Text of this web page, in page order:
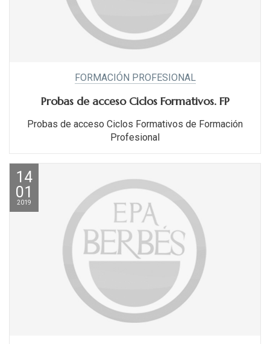
FORMACIÓN PROFESIONAL
Probas de acceso Ciclos Formativos. FP
Probas de acceso Ciclos Formativos de Formación
Profesional
14
01
2019